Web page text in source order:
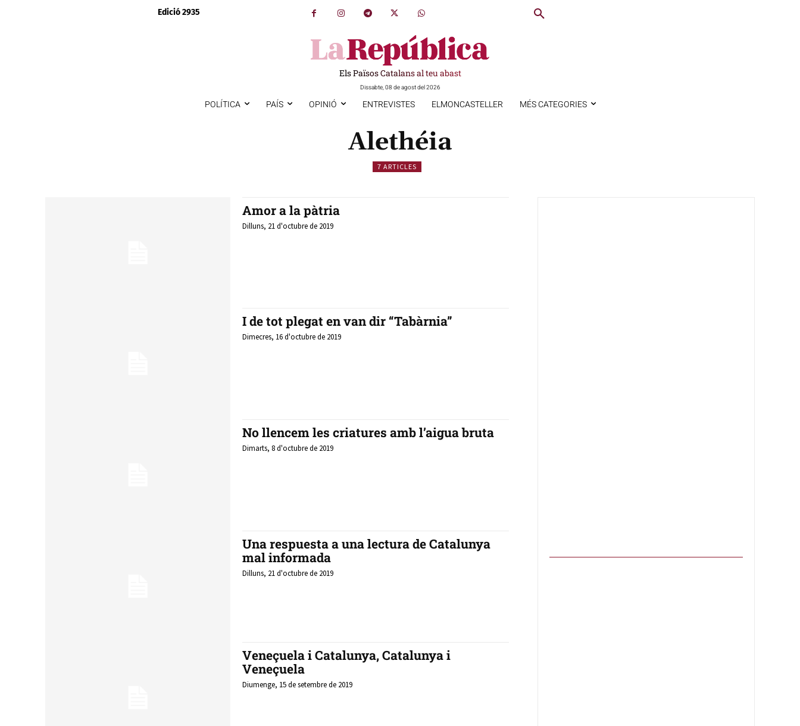
Edició 2935
Els Països Catalans al teu abast
Dissabte, 08 de agost del 2026
POLÍTICA PAÍS OPINIÓ ENTREVISTES ELMONCASTELLER MÉS CATEGORIES
Alethéia
7 ARTICLES
Amor a la pàtria
Dilluns, 21 d'octubre de 2019
I de tot plegat en van dir “Tabàrnia”
Dimecres, 16 d'octubre de 2019
No llencem les criatures amb l’aigua bruta
Dimarts, 8 d'octubre de 2019
Una respuesta a una lectura de Catalunya
mal informada
Dilluns, 21 d'octubre de 2019
Veneçuela i Catalunya, Catalunya i
Veneçuela
Diumenge, 15 de setembre de 2019